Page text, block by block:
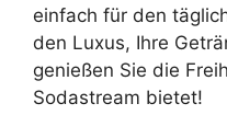
einfach für den
den Luxus, Ihre
genießen Sie die
Sodastream bietet!